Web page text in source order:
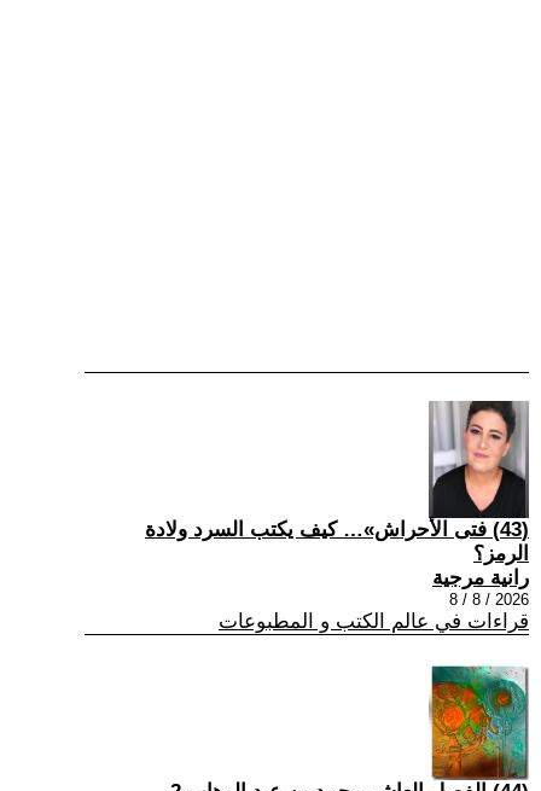
(43) فتى الأحراش»… كيف يكتب السرد ولادة
الرمز؟
رانية مرجية
2026 / 8 / 8
قراءات في عالم الكتب و المطبوعات